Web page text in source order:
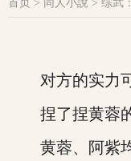
首页 > 同人小說 > 综武
对方的实力可
捏了捏黄蓉的
黄蓉、阿紫均